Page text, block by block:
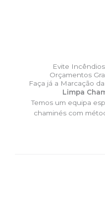
Evite
Orçamentos
Faça já a Marcação
Limpa
Temos um equipa
chaminés com